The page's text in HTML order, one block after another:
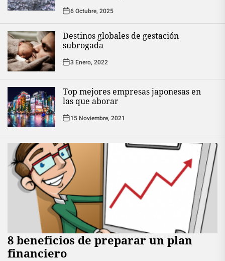
6 Octubre, 2025
Destinos globales de gestación
subrogada
3 Enero, 2022
Top mejores empresas japonesas en
las que aborar
15 Noviembre, 2021
8 beneficios de preparar un plan
financiero